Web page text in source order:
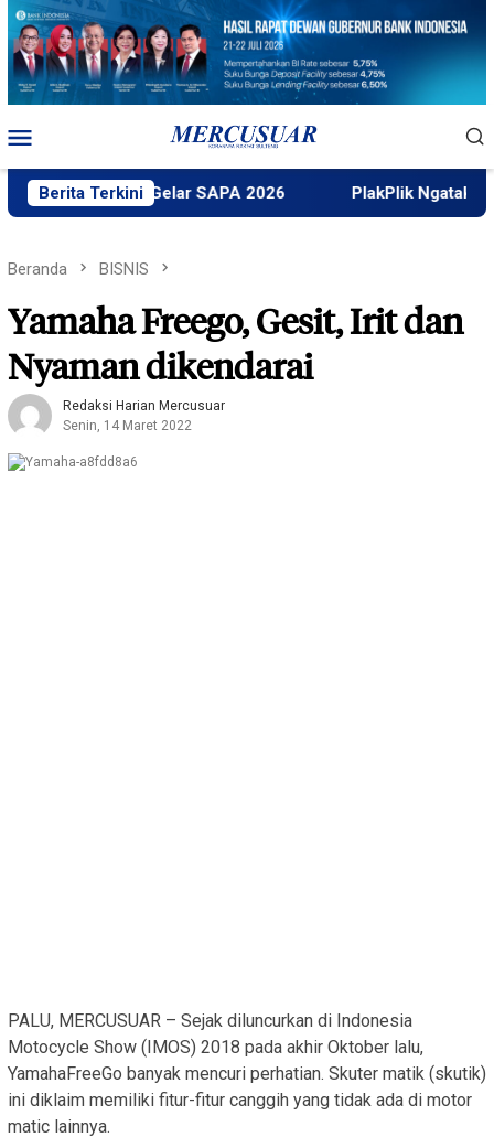
Loncat
konten
Mobile
Berita Terkini
Untad Gelar SAPA 2026 PlakPlik Ngataku
Beranda BISNIS
Yamaha Freego, Gesit, Irit dan
Nyaman dikendarai
Redaksi Harian Mercusuar
Senin, 14 Maret 2022
PALU, MERCUSUAR – Sejak diluncurkan di Indonesia
Motocycle Show (IMOS) 2018 pada akhir Oktober lalu,
YamahaFreeGo banyak mencuri perhatian. Skuter matik (skutik)
ini diklaim memiliki fitur-fitur canggih yang tidak ada di motor
matic lainnya.